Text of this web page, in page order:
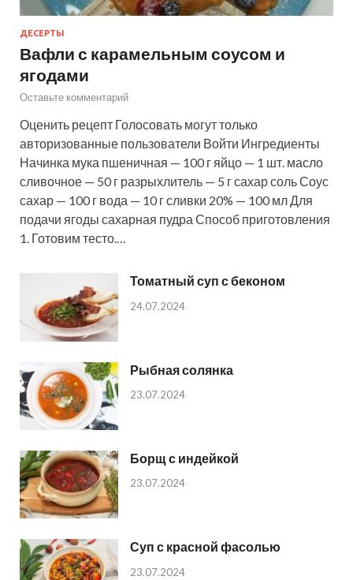
ДЕСЕРТЫ
Вафли с карамельным соусом и
ягодами
Оставьте комментарий
Оценить рецепт Голосовать могут только
авторизованные пользователи Войти Ингредиенты
Начинка мука пшеничная — 100 г яйцо — 1 шт. масло
сливочное — 50 г разрыхлитель — 5 г сахар соль Соус
сахар — 100 г вода — 10 г сливки 20% — 100 мл Для
подачи ягоды сахарная пудра Способ приготовления
1. Готовим тесто.…
Томатный суп с беконом
24.07.2024
Рыбная солянка
23.07.2024
Борщ с индейкой
23.07.2024
Суп с красной фасолью
23.07.2024